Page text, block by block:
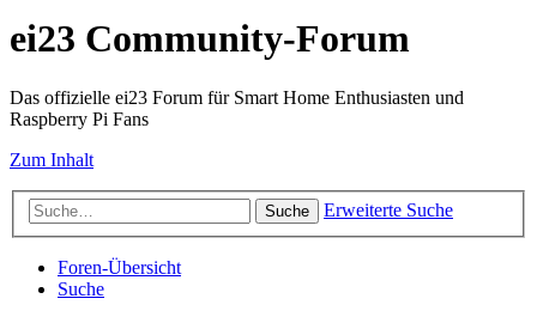
ei23 Community-Forum
Das offizielle ei23 Forum für Smart Home Enthusiasten und
Raspberry Pi Fans
Zum Inhalt
Suche Erweiterte Suche
Foren-Übersicht
Suche